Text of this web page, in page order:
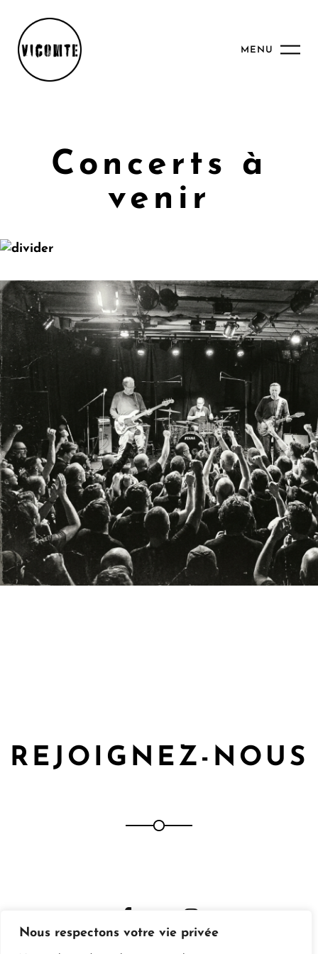
Nous respectons votre vie privée
MENU
Concerts à
venir
REJOIGNEZ-NOUS